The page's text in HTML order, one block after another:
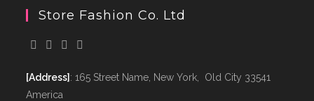
Store Fashion Co. Ltd
[Address]: 165 Street Name, New York, Old City 33541
America